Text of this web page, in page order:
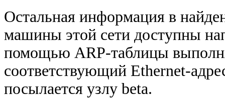
Остальная информация в
машины этой сети доступны
помощью ARP-таблицы
соответствующий Ethernet-
посылается узлу beta.